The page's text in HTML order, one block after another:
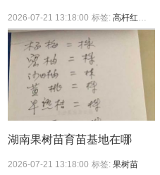
2026-07-21 13:18:00 标签:高杆红叶石楠
湖南果树苗育苗基地在哪
2026-07-21 13:18:00 标签:果树苗